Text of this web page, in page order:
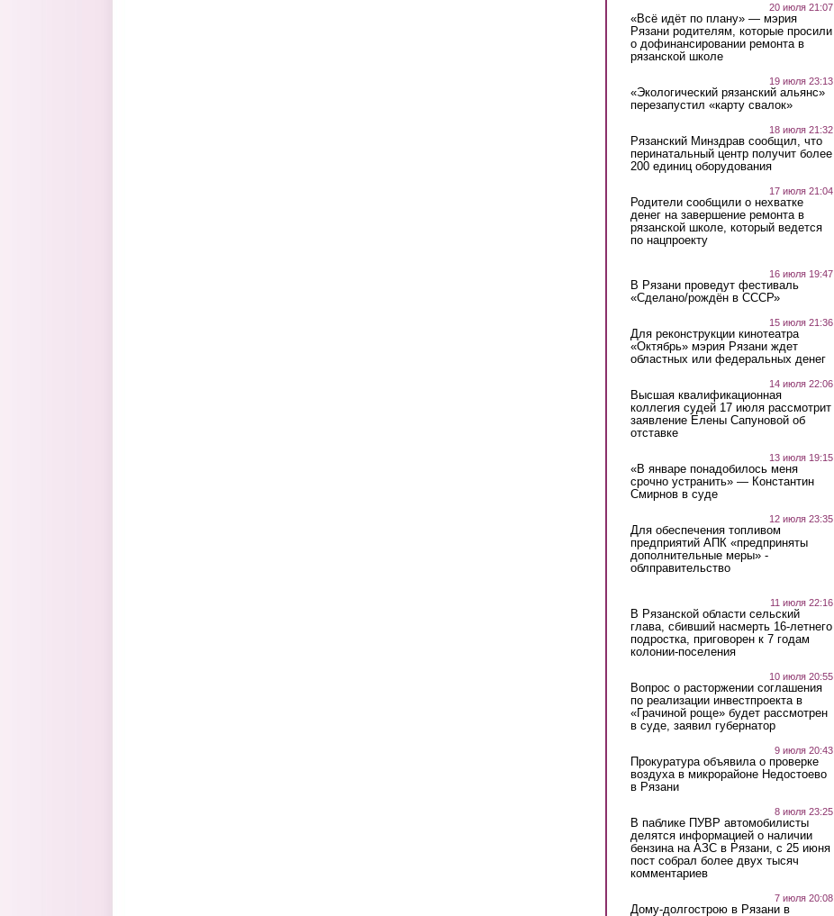
20 июля 21:07
«Всё идёт по плану» — мэрия
Рязани родителям, которые просили
о дофинансировании ремонта в
рязанской школе
19 июля 23:13
«Экологический рязанский альянс»
перезапустил «карту свалок»
18 июля 21:32
Рязанский Минздрав сообщил, что
перинатальный центр получит более
200 единиц оборудования
17 июля 21:04
Родители сообщили о нехватке
денег на завершение ремонта в
рязанской школе, который ведется
по нацпроекту
16 июля 19:47
В Рязани проведут фестиваль
«Сделано/рождён в СССР»
15 июля 21:36
Для реконструкции кинотеатра
«Октябрь» мэрия Рязани ждет
областных или федеральных денег
14 июля 22:06
Высшая квалификационная
коллегия судей 17 июля рассмотрит
заявление Елены Сапуновой об
отставке
13 июля 19:15
«В январе понадобилось меня
срочно устранить» — Константин
Смирнов в суде
12 июля 23:35
Для обеспечения топливом
предприятий АПК «предприняты
дополнительные меры» -
облправительство
11 июля 22:16
В Рязанской области сельский
глава, сбивший насмерть 16-летнего
подростка, приговорен к 7 годам
колонии-поселения
10 июля 20:55
Вопрос о расторжении соглашения
по реализации инвестпроекта в
«Грачиной роще» будет рассмотрен
в суде, заявил губернатор
9 июля 20:43
Прокуратура объявила о проверке
воздуха в микрорайоне Недостоево
в Рязани
8 июля 23:25
В паблике ПУВР автомобилисты
делятся информацией о наличии
бензина на АЗС в Рязани, с 25 июня
пост собрал более двух тысяч
комментариев
7 июля 20:08
Дому-долгострою в Рязани в